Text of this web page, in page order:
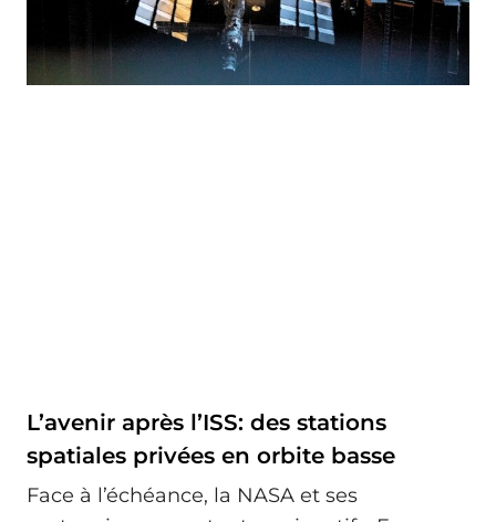
L’avenir après l’ISS: des stations
spatiales privées en orbite basse
Face à l’échéance, la NASA et ses